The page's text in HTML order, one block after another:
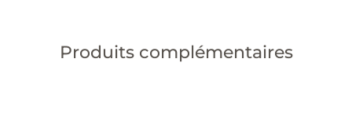
Produits complémentaires